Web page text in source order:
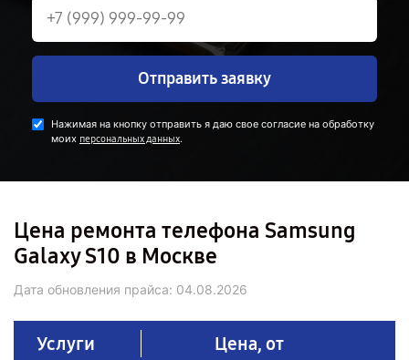
Отправить заявку
Нажимая на кнопку отправить я даю свое согласие на обработку
моих персональных данных.
Цена ремонта телефона Samsung
Galaxy S10 в Москве
Дата обновления прайса: 04.08.2026
Услуги Цена, от